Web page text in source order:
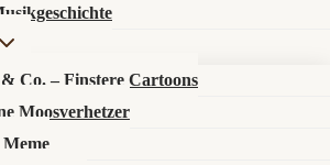
Co. – Finstere Cartoons
Moosverhetzer
in content